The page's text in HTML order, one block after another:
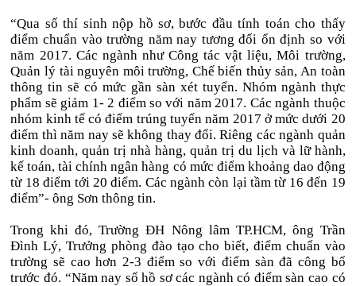
“Qua số thí sinh nộp hồ sơ, bước đầu tính toán cho thấy
điểm chuẩn vào trường năm nay tương đối ổn định so với
năm 2017. Các ngành như Công tác vật liệu, Môi trường,
Quản lý tài nguyên môi trường, Chế biến thủy sản, An toàn
thông tin sẽ có mức gần sàn xét tuyển. Nhóm ngành thực
phẩm sẽ giảm 1- 2 điểm so với năm 2017. Các ngành thuộc
nhóm kinh tế có điểm trúng tuyển năm 2017 ở mức dưới 20
điểm thì năm nay sẽ không thay đổi. Riêng các ngành quản
kinh doanh, quản trị nhà hàng, quản trị du lịch và lữ hành,
kế toán, tài chính ngân hàng có mức điểm khoảng dao động
từ 18 điểm tới 20 điểm. Các ngành còn lại tầm từ 16 đến 19
điểm”- ông Sơn thông tin.
Trong khi đó, Trường ĐH Nông lâm TP.HCM, ông Trần
Đình Lý, Trưởng phòng đào tạo cho biết, điểm chuẩn vào
trường sẽ cao hơn 2-3 điểm so với điểm sàn đã công bố
trước đó. “Năm nay số hồ sơ các ngành có điểm sàn cao có